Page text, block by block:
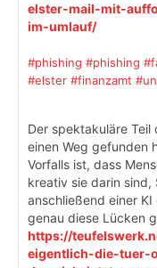
elster-mail-mit-
im-umlauf/
#phishing #phishing
#elster #finanzamt
Der spektakuläre Teil
einen Weg gefunden
Vorfalls ist, dass
kreativ sie darin sind,
anschließend einer
genau diese Lücken
https://
eigentlich-die-tuer-